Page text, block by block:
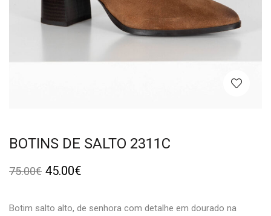
BOTINS DE SALTO 2311C
75.00€ 45.00€
Botim salto alto, de senhora com detalhe em dourado na